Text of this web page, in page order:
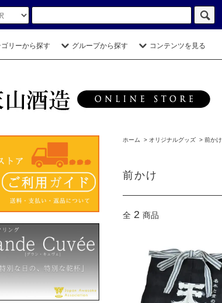
ゴリーから探す グループから探す コンテンツを見る
ホーム > オリジナルグッズ > 前かけ
前かけ
全 2 商品